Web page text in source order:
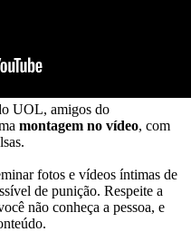
UOL, amigos do
montagem no vídeo, com
fotos e vídeos íntimas de
de punição. Respeite a
não conheça a pessoa, e